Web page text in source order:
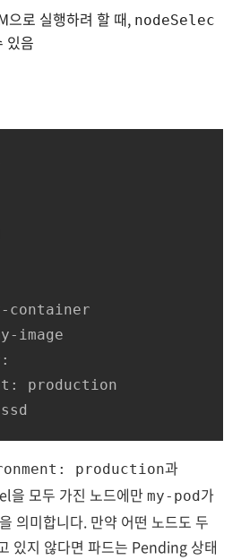
으로 실행하려 할 때, nodeSelec
있음
ssd
production과
을 모두 가진 노드에만 my-pod가
의미합니다. 만약 어떤 노드도 두
있지 않다면 파드는 Pending 상태